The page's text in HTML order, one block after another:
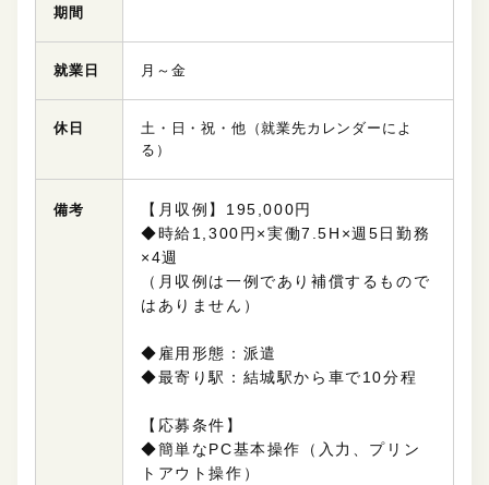
期間
就業日 月～金
休日
土・日・祝・他（就業先カレンダーによ
る）
備考
【月収例】195,000円
◆時給1,300円×実働7.5H×週5日勤務
×4週
（月収例は一例であり補償するもので
はありません）
◆雇用形態：派遣
◆最寄り駅：結城駅から車で10分程
【応募条件】
◆簡単なPC基本操作（入力、プリン
トアウト操作）